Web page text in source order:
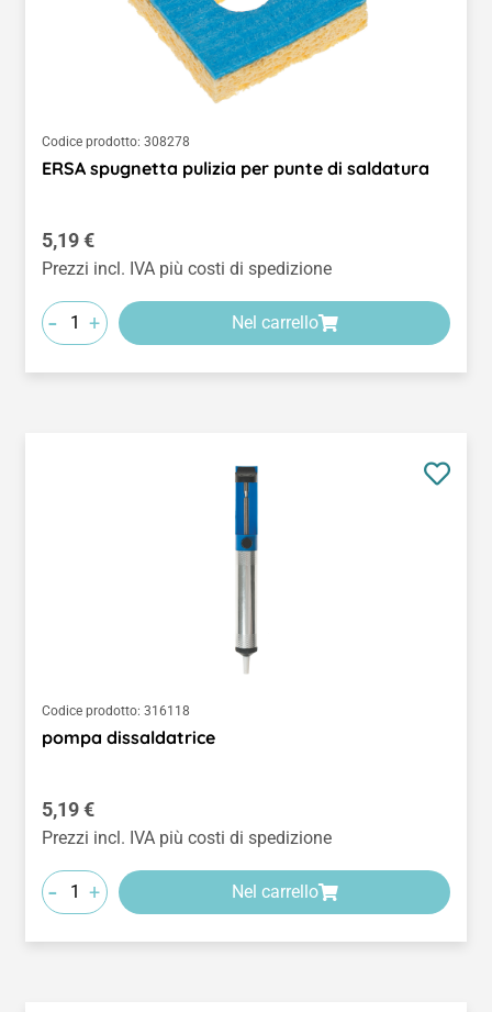
Codice prodotto: 308278
ERSA spugnetta pulizia per punte di saldatura
Prezzo normale:
5,19 €
Prezzi incl. IVA più costi di spedizione
- + Nel carrello
Codice prodotto: 316118
pompa dissaldatrice
Prezzo normale:
5,19 €
Prezzi incl. IVA più costi di spedizione
- + Nel carrello